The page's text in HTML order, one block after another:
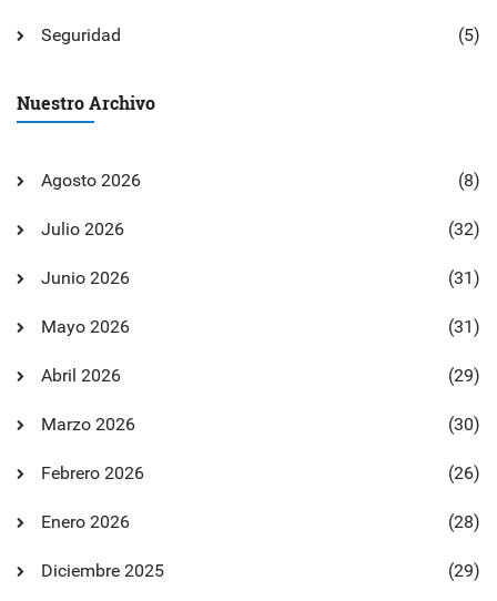
Seguridad (5)
Nuestro Archivo
Agosto 2026 (8)
Julio 2026 (32)
Junio 2026 (31)
Mayo 2026 (31)
Abril 2026 (29)
Marzo 2026 (30)
Febrero 2026 (26)
Enero 2026 (28)
Diciembre 2025 (29)